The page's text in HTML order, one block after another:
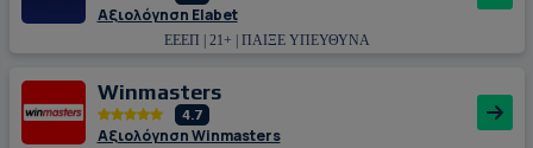
Αξιολόγηση Εlabet
ΕΕΕΠ | 21+ | ΠΑΙΞΕ ΥΠΕΥΘΥΝΑ
Winmasters
4.7
Αξιολόγηση Winmasters